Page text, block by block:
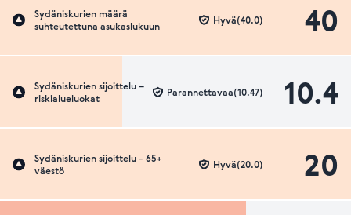
Sydäniskurien määrä
suhteutettuna asukaslukuun
40
Hyvä(40.0)
Sydäniskurien sijoittelu –
riskialueluokat
10.4
Parannettavaa(10.47)
Sydäniskurien sijoittelu - 65+
väestö
20
Hyvä(20.0)